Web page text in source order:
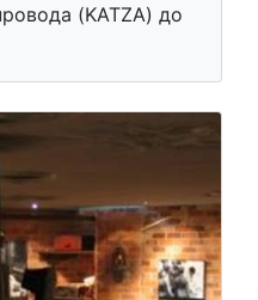
(KATZA) до